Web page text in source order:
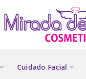
Cuidado Facial